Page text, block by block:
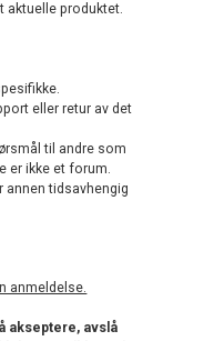
aktuelle produktet.
eller retur av det
til andre som
er ikke et forum.
annen tidsavhengig
anmeldelse.
akseptere, avslå